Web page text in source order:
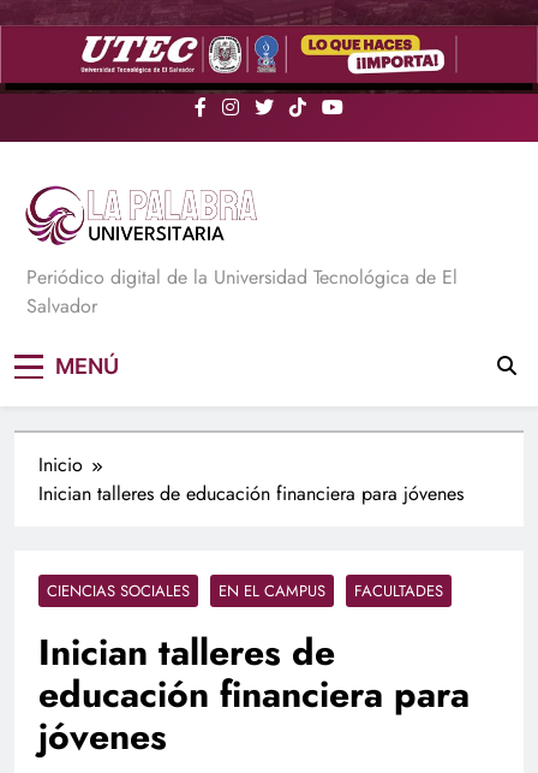
Saltar
La Palabra Universitaria
Periódico digital de la Universidad Tecnológica de El
Salvador
MENÚ
Inicio
Inician talleres de educación financiera para jóvenes
CIENCIAS SOCIALES EN EL CAMPUS FACULTADES
Inician talleres de
educación financiera para
jóvenes